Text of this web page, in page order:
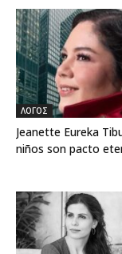
ΛΟΓΟΣ
Jeanette Eureka
niños son pacto